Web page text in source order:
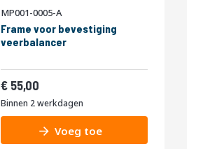
MP001-0005-A
Frame voor bevestiging
veerbalancer
55,00
Binnen 2 werkdagen
Voeg toe